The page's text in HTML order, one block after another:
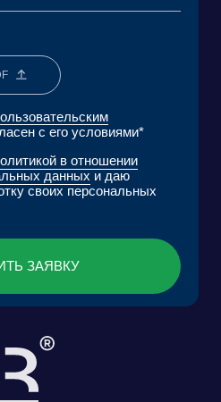
ЦЕНТР
Научно-исследовательский центр